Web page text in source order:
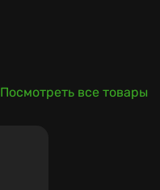
Посмотреть все товары